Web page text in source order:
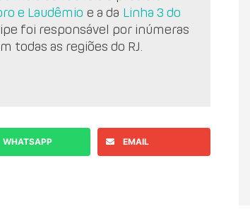
e Laudêmio e a da Linha 3 do
foi responsável por inúmeras
todas as regiões do RJ.
WHATSAPP EMAIL